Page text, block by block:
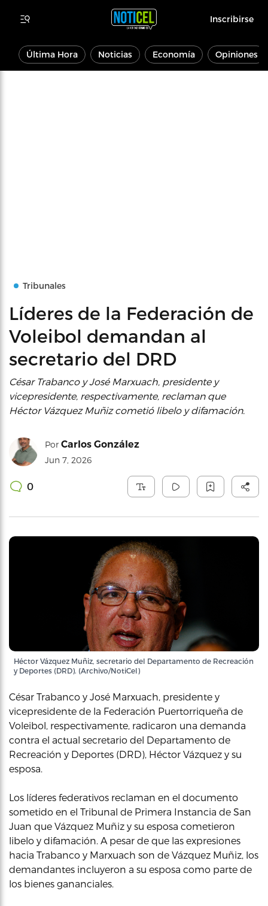
Inscribirse
Última Hora Noticias Economía Opiniones
Tribunales
Líderes de la Federación de
Voleibol demandan al
secretario del DRD
César Trabanco y José Marxuach, presidente y
vicepresidente, respectivamente, reclaman que
Héctor Vázquez Muñiz cometió libelo y difamación.
Por Carlos González
Jun 7, 2026
0
Héctor Vázquez Muñiz, secretario del Departamento de Recreación
y Deportes (DRD). (Archivo/NotiCel)
César Trabanco y José Marxuach, presidente y
vicepresidente de la Federación Puertorriqueña de
Voleibol, respectivamente, radicaron una demanda
contra el actual secretario del Departamento de
Recreación y Deportes (DRD), Héctor Vázquez y su
esposa.
Los líderes federativos reclaman en el documento
sometido en el Tribunal de Primera Instancia de San
Juan que Vázquez Muñiz y su esposa cometieron
libelo y difamación. A pesar de que las expresiones
hacia Trabanco y Marxuach son de Vázquez Muñiz, los
demandantes incluyeron a su esposa como parte de
los bienes gananciales.